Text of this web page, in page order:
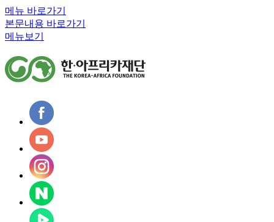
메뉴 바로가기
본문내용 바로가기
메뉴보기